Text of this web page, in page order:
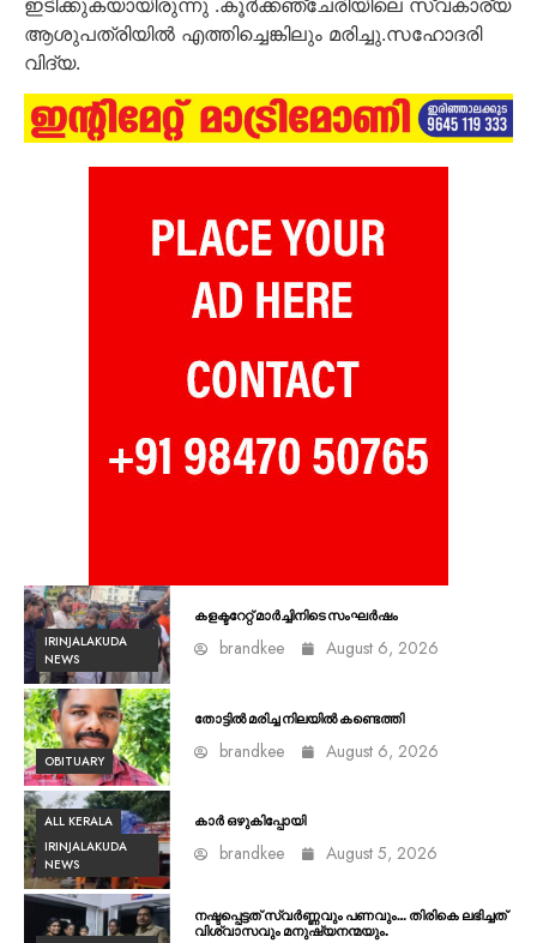
ആശുപത്രിയിൽ എത്തിച്ചെങ്കിലും മരിച്ചു.സഹോദരി
വിദ്യ.
IRINJALAKUDA
NEWS
കളക്ടറേറ്റ് മാർച്ചിനിടെ സംഘർഷം
brandkee August 6, 2026
OBITUARY
തോട്ടിൽ മരിച്ച നിലയിൽ കണ്ടെത്തി
brandkee August 6, 2026
ALL KERALA
IRINJALAKUDA
NEWS
കാർ ഒഴുകിപ്പോയി
brandkee August 5, 2026
നഷ്ടപ്പെട്ടത് സ്വർണ്ണവും പണവും… തിരികെ ലഭിച്ചത്
വിശ്വാസവും മനുഷ്യനന്മയും.